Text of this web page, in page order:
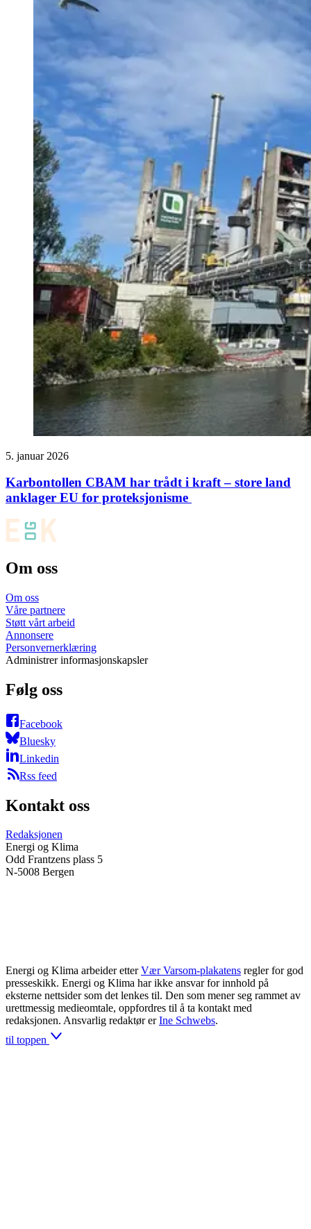
5. januar 2026
Karbontollen CBAM har trådt i kraft – store land
anklager EU for proteksjonisme
Om oss
Om oss
Våre partnere
Støtt vårt arbeid
Annonsere
Personvernerklæring
Administrer informasjonskapsler
Følg oss
Facebook
Bluesky
Linkedin
Rss feed
Kontakt oss
Redaksjonen
Energi og Klima
Odd Frantzens plass 5
N-5008 Bergen
Energi og Klima arbeider etter Vær Varsom-plakatens regler for god
presseskikk. Energi og Klima har ikke ansvar for innhold på
eksterne nettsider som det lenkes til. Den som mener seg rammet av
urettmessig medieomtale, oppfordres til å ta kontakt med
redaksjonen. Ansvarlig redaktør er Ine Schwebs.
til toppen